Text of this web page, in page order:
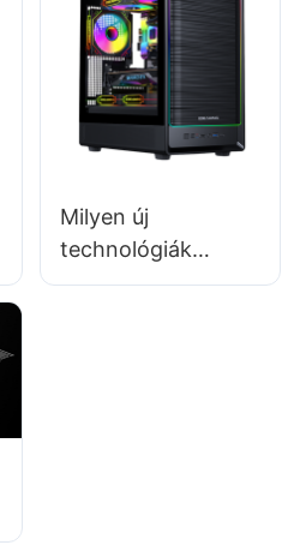
javítására
Milyen új
technológiák
várhatók a gamer